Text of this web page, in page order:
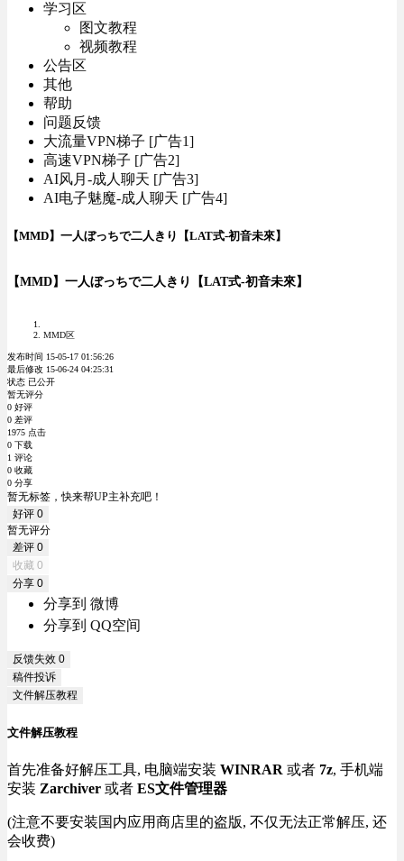
学习区
图文教程
视频教程
公告区
其他
帮助
问题反馈
大流量VPN梯子 [广告1]
高速VPN梯子 [广告2]
AI风月-成人聊天 [广告3]
AI电子魅魔-成人聊天 [广告4]
【MMD】一人ぼっちで二人きり【LAT式-初音未來】
【MMD】一人ぼっちで二人きり【LAT式-初音未來】
MMD区
发布时间 15-05-17 01:56:26
最后修改 15-06-24 04:25:31
状态 已公开
暂无评分
0 好评
0 差评
1975 点击
0 下载
1 评论
0 收藏
0 分享
暂无标签，快来帮UP主补充吧！
好评 0
暂无评分
差评 0
收藏 0
分享 0
分享到 微博
分享到 QQ空间
反馈失效 0
稿件投诉
文件解压教程
文件解压教程
首先准备好解压工具, 电脑端安装 WINRAR 或者 7z, 手机端
安装 Zarchiver 或者 ES文件管理器
(注意不要安装国内应用商店里的盗版, 不仅无法正常解压, 还
会收费)